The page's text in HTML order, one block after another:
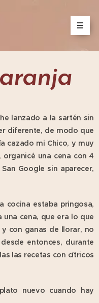
lanzado a la sartén sin
diferente, de modo que
cazado mi Chico, y muy
una cena con 4
Google sin aparecer,
cocina estaba pringosa,
cena, que era lo que
con ganas de llorar, no
entonces, durante
las recetas con cítricos
nuevo cuando hay